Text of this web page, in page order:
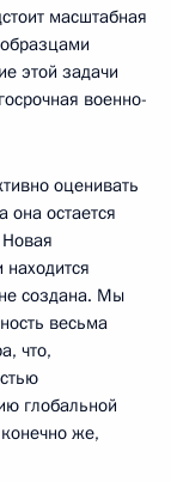
масштабная
этой задачи
военно-
оценивать
она остается
создана. Мы
весьма
что,
глобальной
же,